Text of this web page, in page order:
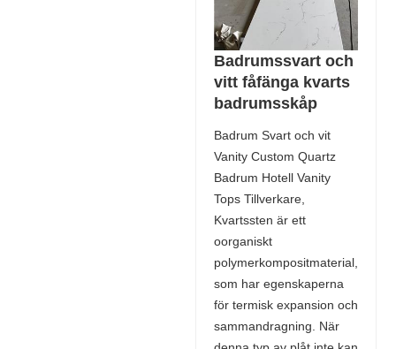
Badrumssvart och
vitt fåfänga kvarts
badrumsskåp
Badrum Svart och vit
Vanity Custom Quartz
Badrum Hotell Vanity
Tops Tillverkare,
Kvartssten är ett
oorganiskt
polymerkompositmaterial,
som har egenskaperna
för termisk expansion och
sammandragning. När